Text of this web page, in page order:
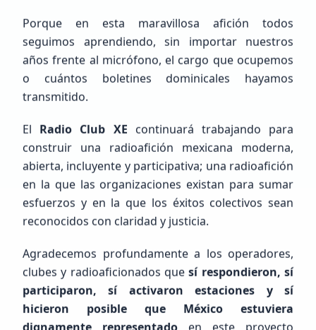
ÚltimasNoticias
Porque en esta maravillosa afición todos
seguimos aprendiendo, sin importar nuestros
años frente al micrófono, el cargo que ocupemos
o cuántos boletines dominicales hayamos
transmitido.
El Radio Club XE continuará trabajando para
construir una radioafición mexicana moderna,
abierta, incluyente y participativa; una radioafición
en la que las organizaciones existan para sumar
esfuerzos y en la que los éxitos colectivos sean
reconocidos con claridad y justicia.
Agradecemos profundamente a los operadores,
clubes y radioaficionados quesí respondieron, sí
participaron, sí activaron estaciones y sí
hicieron posible que México estuviera
dignamente representado en este proyecto